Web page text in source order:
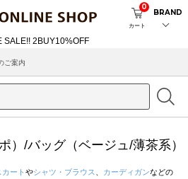
カート
0
BRAND
ご案内
）/バッグ（ベージュ/薄茶系）
カート やシャツ・ブラウス カーディガンなどの